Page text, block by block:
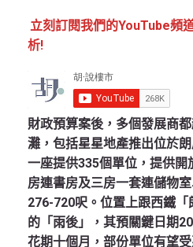
立刻訂閱我們的YouTube頻
析!
財政預算案後，多個發展商
灘，包括星星地產推出位於
一座提供335個單位，提供開
房連書房及三房一套連儲物
276-720呎。位置上跟西鐵
的「雨後」，其預關鍵日期
花期十個月，部份單位有望